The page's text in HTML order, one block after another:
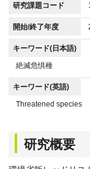
研究課題コード
開始/終了年度
キーワード(日本語)
絶滅危惧種
キーワード(英語)
Threatened species
研究概要